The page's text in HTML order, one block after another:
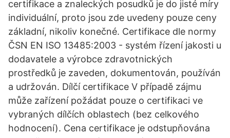
certifikace a znaleckých posudků je do jisté míry
individuální, proto jsou zde uvedeny pouze ceny
základní, nikoliv konečné. Certifikace dle normy
ČSN EN ISO 13485:2003 - systém řízení jakosti u
dodavatele a výrobce zdravotnických
prostředků je zaveden, dokumentován, používán
a udržován. Dílčí certifikace V případě zájmu
může zařízení požádat pouze o certifikaci ve
vybraných dílčích oblastech (bez celkového
hodnocení). Cena certifikace je odstupňována